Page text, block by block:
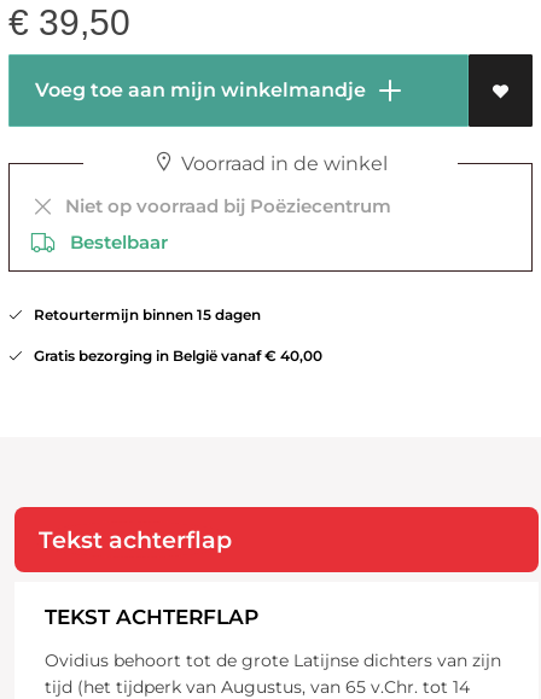
€ 39,50
Voeg toe aan mijn winkelmandje
Voorraad in de winkel
Niet op voorraad bij Poëziecentrum
Bestelbaar
Retourtermijn binnen 15 dagen
Gratis bezorging in België vanaf € 40,00
Tekst achterflap
TEKST ACHTERFLAP
Ovidius behoort tot de grote Latijnse dichters van zijn
tijd (het tijdperk van Augustus, van 65 v.Chr. tot 14